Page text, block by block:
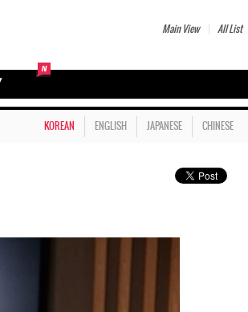
Main View All List
KOREAN ENGLISH JAPANESE CHINESE